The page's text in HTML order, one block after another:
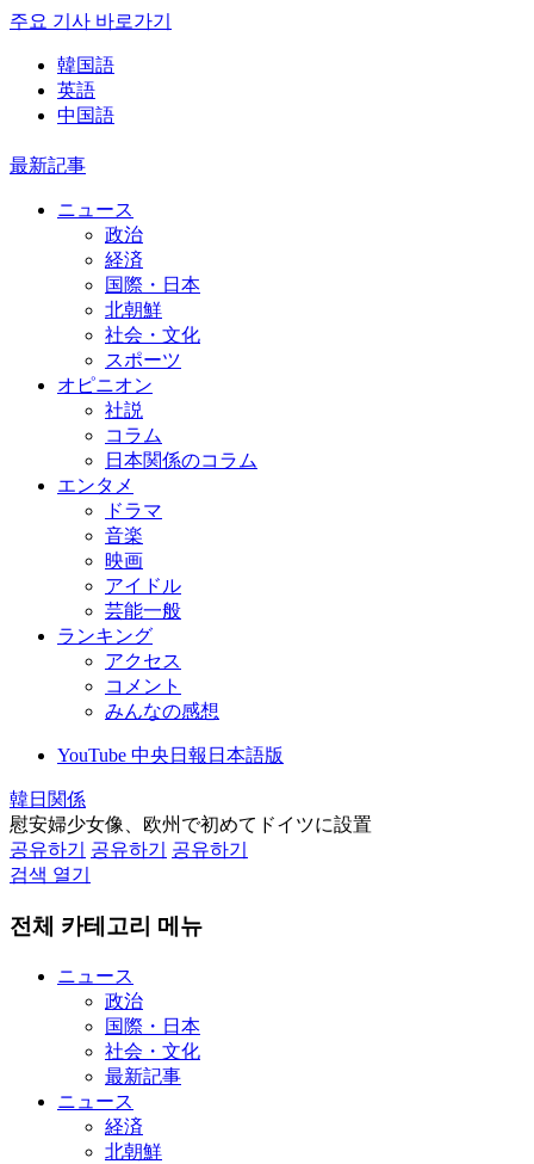
주요 기사 바로가기
韓国語
英語
中国語
最新記事
ニュース
政治
経済
国際・日本
北朝鮮
社会・文化
スポーツ
オピニオン
社説
コラム
日本関係のコラム
エンタメ
ドラマ
音楽
映画
アイドル
芸能一般
ランキング
アクセス
コメント
みんなの感想
YouTube 中央日報日本語版
韓日関係
慰安婦少女像、欧州で初めてドイツに設置
공유하기
공유하기
공유하기
검색 열기
전체 카테고리 메뉴
ニュース
政治
国際・日本
社会・文化
最新記事
ニュース
経済
北朝鮮